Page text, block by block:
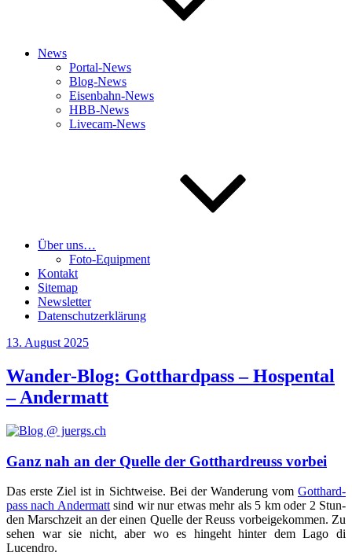
News
Portal-News
Blog-News
Eisenbahn-News
HBB-News
Livecam-News
Über uns…
Foto-Equipment
Kontakt
Sitemap
Newsletter
Datenschutzerklärung
Veröffentlicht
13. August 2025
Wander-Blog: Gotthardpass – Hospental
– Andermatt
Ganz nah an der Quelle der Gotthardreuss vorbei
Das ers­te Ziel ist in Sicht­wei­se. Bei der Wan­de­rung vom Gott­hard­
pass nach Ander­mattsind wir nur etwas mehr als 5 km oder 2 Stun­
den Marsch­zeit an der einen Quel­le der Reuss vor­bei­ge­kom­men. Zu
sehen war sie nicht, aber wo es hin­geht hin­ter dem Lago di
Lucendro.